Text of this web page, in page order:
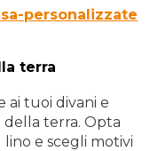
terra
tuoi divani e
terra. Opta
e scegli motivi